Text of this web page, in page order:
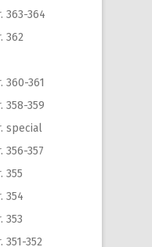
363-364
362
360-361
358-359
special
356-357
355
354
353
352